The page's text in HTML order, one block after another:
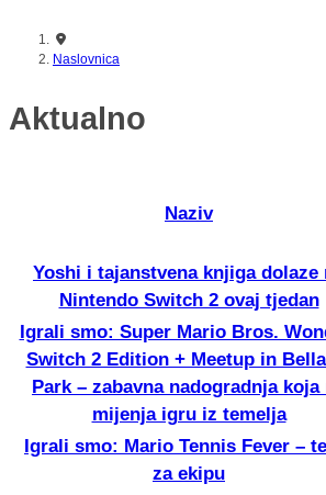
Naslovnica
Aktualno
Naziv
Yoshi i tajanstvena knjiga dolaze
Nintendo Switch 2 ovaj tjedan
Igrali smo: Super Mario Bros.
Switch 2 Edition + Meetup in
Park – zabavna nadogradnja koja
mijenja igru iz temelja
Igrali smo: Mario Tennis Fever –
za ekipu